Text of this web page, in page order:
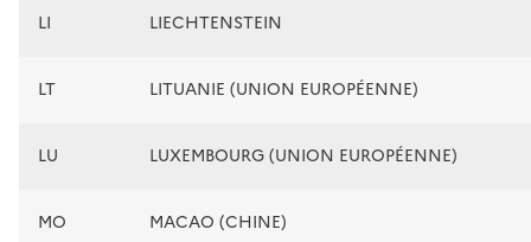
LI LIECHTENSTEIN
LT LITUANIE (UNION EUROPÉENNE)
LU LUXEMBOURG (UNION EUROPÉENNE)
MO MACAO (CHINE)